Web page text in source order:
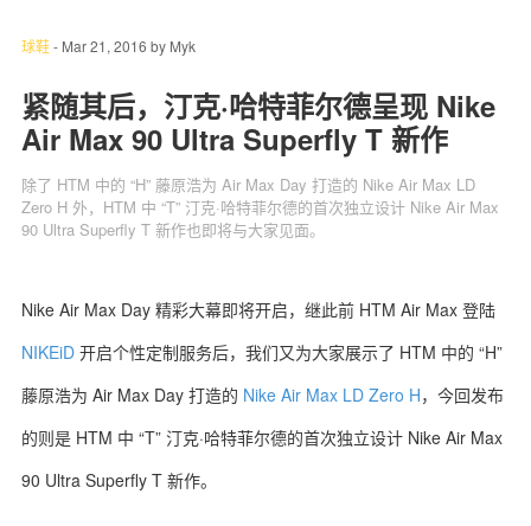
科 技
球鞋- Mar 21, 2016 by Myk
紧随其后，汀克·哈特菲尔德呈现 Nike
Air Max 90 Ultra Superfly T 新作
除了 HTM 中的 “H” 藤原浩为 Air Max Day 打造的 Nike Air Max LD
Zero H 外，HTM 中 “T” 汀克·哈特菲尔德的首次独立设计 Nike Air Max
90 Ultra Superfly T 新作也即将与大家见面。
Nike Air Max Day 精彩大幕即将开启，继此前 HTM Air Max 登陆
NIKEiD 开启个性定制服务后，我们又为大家展示了 HTM 中的 “H”
藤原浩为 Air Max Day 打造的 Nike Air Max LD Zero H，今回发布
的则是 HTM 中 “T” 汀克·哈特菲尔德的首次独立设计 Nike Air Max
90 Ultra Superfly T 新作。